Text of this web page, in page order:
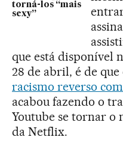
torná-los “mais
sexy”
que está disponível
28 de abril, é de
racismo reverso
acabou fazendo o
Youtube se tornar o
da Netflix.